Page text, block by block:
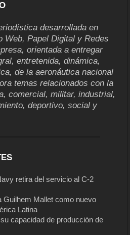
desarrollada en
Web, Papel Digital y Redes
orientada a entregar
entretenida, dinámica,
de la aeronáutica nacional
temas relacionados con la
comercial, militar, industrial,
deportivo, social y
retira del servicio al C-2
Guilhem Mallet como nuevo
Latina
capacidad de producción de